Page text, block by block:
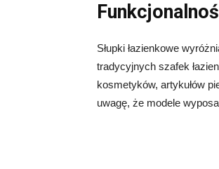
Słupki łazienkowe
tradycyjnych szafek
kosmetyków, artykułów
uwagę, że modele